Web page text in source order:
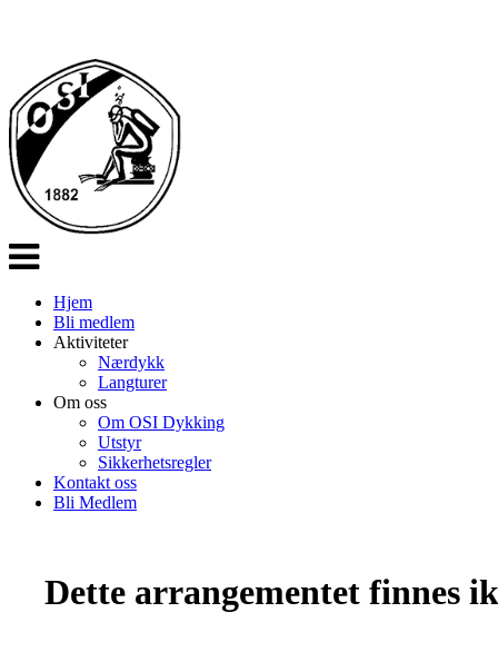
Veksle
navigasjon
Hjem
Bli medlem
Aktiviteter
Nærdykk
Langturer
Om oss
Om OSI Dykking
Utstyr
Sikkerhetsregler
Kontakt oss
Bli Medlem
Dette arrangementet finnes